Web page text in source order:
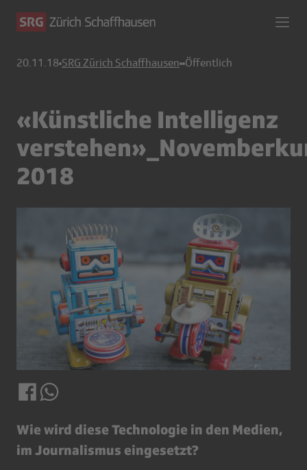
20.11.18 SRG Zürich Schaffhausen Öffentlich
«Künstliche Intelligenz
2018
Wie wird diese Technologie in den Medien,
im Journalismus eingesetzt?